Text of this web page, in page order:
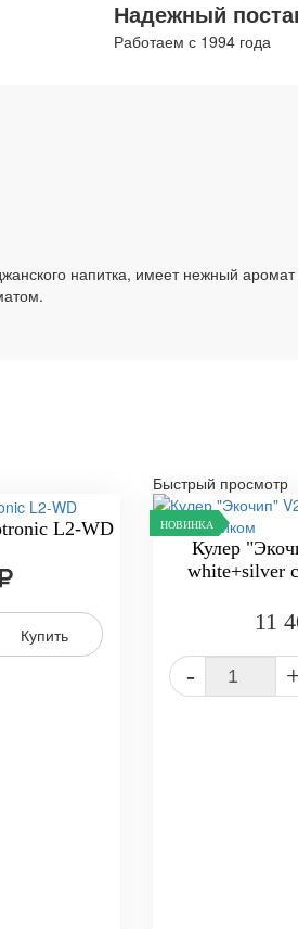
Надежный
Работаем с 1994 года
напитка, имеет нежный
L2-WD
Купить
Быстрый просмотр
НОВИНКА
Кулер
white+silver
11
-